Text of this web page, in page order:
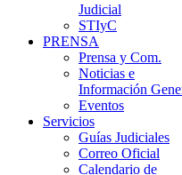
Judicial
STIyC
PRENSA
Prensa y Com.
Noticias e
Información
Eventos
Servicios
Guías Judiciales
Correo Oficial
Calendario de